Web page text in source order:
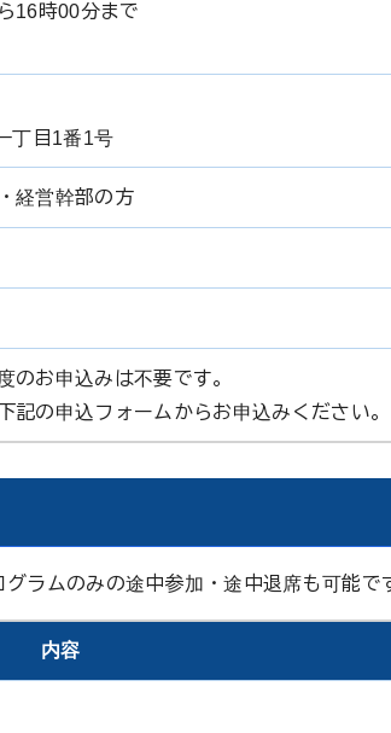
16時00分まで
丁目1番1号
経営幹部の方
のお申込みは不要です。
記の申込フォームからお申込みください。
ラムのみの途中参加・途中退席も可能で
内容